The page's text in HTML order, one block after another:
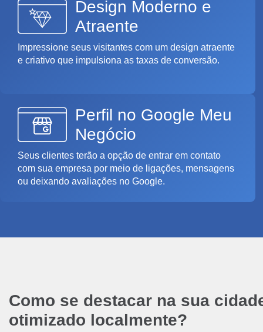
Design Moderno e
Atraente
Impressione seus visitantes com um design atraente
e criativo que impulsiona as taxas de conversão.
Perfil no Google Meu
Negócio
Seus clientes terão a opção de entrar em contato
com sua empresa por meio de ligações, mensagens
ou deixando avaliações no Google.
Como se destacar na sua
otimizado localmente?